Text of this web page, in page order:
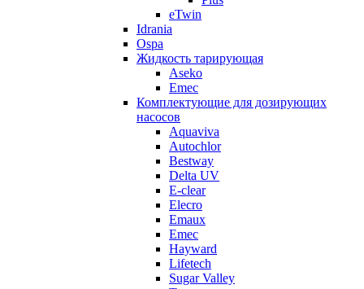
eTwin
Idrania
Ospa
Жидкость тарирующая
Aseko
Emec
Комплектующие для дозирующих
насосов
Aquaviva
Autochlor
Bestway
Delta UV
E-clear
Elecro
Emaux
Emec
Hayward
Lifetech
Sugar Valley